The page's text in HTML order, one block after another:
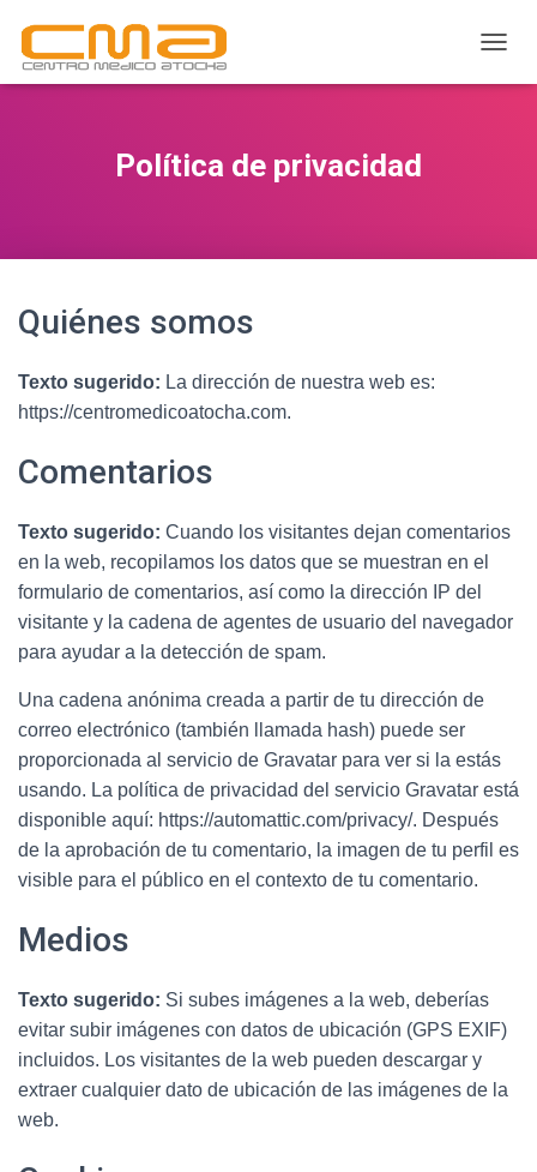
A
Ó
Política de privacidad
Quiénes somos
Texto sugerido: La dirección de nuestra web es:
https://centromedicoatocha.com.
Comentarios
Texto sugerido: Cuando los visitantes dejan comentarios
en la web, recopilamos los datos que se muestran en el
formulario de comentarios, así como la dirección IP del
visitante y la cadena de agentes de usuario del navegador
para ayudar a la detección de spam.
Una cadena anónima creada a partir de tu dirección de
correo electrónico (también llamada hash) puede ser
proporcionada al servicio de Gravatar para ver si la estás
usando. La política de privacidad del servicio Gravatar está
disponible aquí: https://automattic.com/privacy/. Después
de la aprobación de tu comentario, la imagen de tu perfil es
visible para el público en el contexto de tu comentario.
Medios
Texto sugerido: Si subes imágenes a la web, deberías
evitar subir imágenes con datos de ubicación (GPS EXIF)
incluidos. Los visitantes de la web pueden descargar y
extraer cualquier dato de ubicación de las imágenes de la
web.